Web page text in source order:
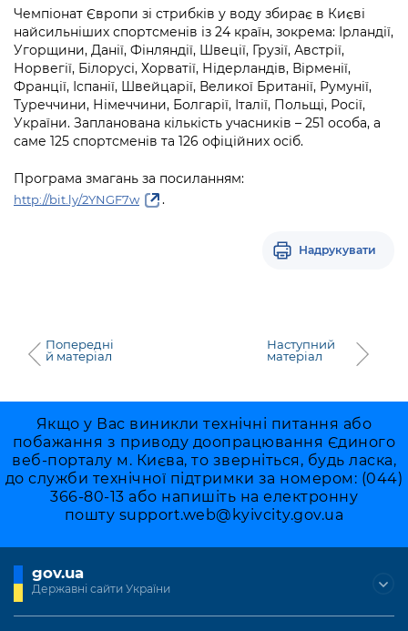
Чемпіонат Європи зі стрибків у воду збирає в Києві
найсильніших спортсменів із 24 країн, зокрема: Ірландії,
Угорщини, Данії, Фінляндії, Швеції, Грузії, Австрії,
Норвегії, Білорусі, Хорватії, Нідерландів, Вірменії,
Франції, Іспанії, Швейцарії, Великої Британії, Румунії,
Туреччини, Німеччини, Болгарії, Італії, Польщі, Росії,
України. Запланована кількість учасників – 251 особа, а
саме 125 спортсменів та 126 офіційних осіб.
Програма змагань за посиланням:
http://bit.ly/2YNGF7w .
Надрукувати
Попередні
й матеріал
Наступний
матеріал
Якщо у Вас виникли технічні питання або
побажання з приводу доопрацювання Єдиного
веб-порталу м. Києва, то зверніться, будь ласка,
до служби технічної підтримки за номером: (044)
366-80-13 або напишіть на електронну
пошту support.web@kyivcity.gov.ua
gov.ua
Державні сайти України